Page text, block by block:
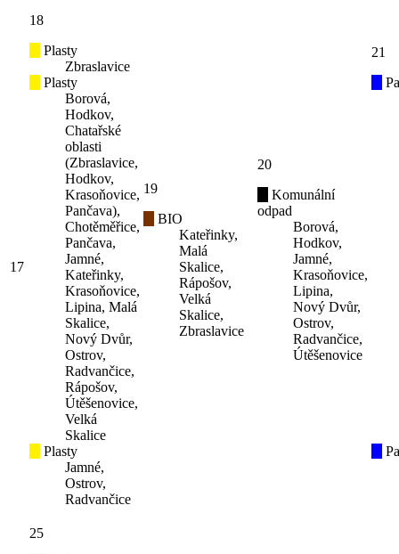
17
18
Plasty
Zbraslavice
Plasty
Borová,
Hodkov,
Chatařské
oblasti
(Zbraslavice,
Hodkov,
Krasoňovice,
Pančava),
Chotěměřice,
Pančava,
Jamné,
Kateřinky,
Krasoňovice,
Lipina, Malá
Skalice,
Nový Dvůr,
Ostrov,
Radvančice,
Rápošov,
Útěšenovice,
Velká
Skalice
Plasty
Jamné,
Ostrov,
Radvančice
19
BIO
Kateřinky,
Malá
Skalice,
Rápošov,
Velká
Skalice,
Zbraslavice
20
Komunální
odpad
Borová,
Hodkov,
Jamné,
Krasoňovice,
Lipina,
Nový Dvůr,
Ostrov,
Radvančice,
Útěšenovice
21
25